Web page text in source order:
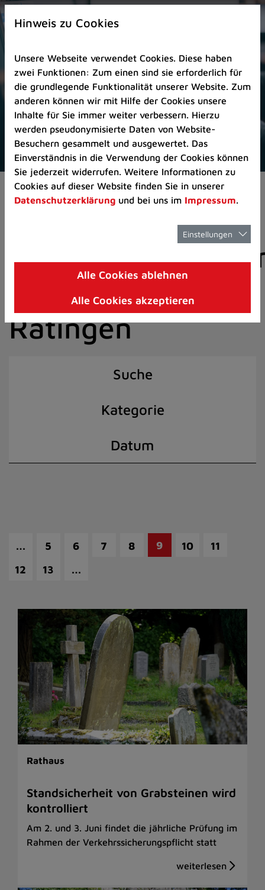
Zur
Startseite
Zum
Seitenanfang
springen
(Schnelltaste
A)
Zur
Navigation/Menü
springen
(Schnelltaste
M)
Zur
8)
I)
Aktuelles Pressemitteilungen
der Stadt
Ratingen
Suche
Kategorie
Datum
… 5 6 7 8 9 10
11
12
13 …
Rathaus
Standsicherheit von Grabsteinen wird
kontrolliert
Am 2. und 3. Juni findet die jährliche Prüfung im
Rahmen der Verkehrssicherungspflicht statt
Hinweis zu Cookies
Unsere Webseite verwendet Cookies. Diese haben
zwei Funktionen: Zum einen sind sie erforderlich für
die grundlegende Funktionalität unserer Website. Zum
anderen können wir mit Hilfe der Cookies unsere
Inhalte für Sie immer weiter verbessern. Hierzu
werden pseudonymisierte Daten von Website-
Besuchern gesammelt und ausgewertet. Das
Einverständnis in die Verwendung der Cookies können
Sie jederzeit widerrufen. Weitere Informationen zu
Cookies auf dieser Website finden Sie in unserer
Datenschutzerklärung und bei uns im Impressum.
Einstellungen
Alle Cookies ablehnen
Alle Cookies akzeptieren